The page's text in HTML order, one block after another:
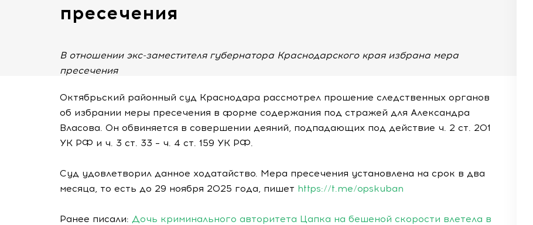
пресечения
В отношении экс-заместителя губернатора Краснодарского края избрана мера
пресечения
Октябрьский районный суд Краснодара рассмотрел прошение следственных органов
об избрании меры пресечения в форме содержания под стражей для Александра
Власова. Он обвиняется в совершении деяний, подпадающих под действие ч. 2 ст. 201
УК РФ и ч. 3 ст. 33 – ч. 4 ст. 159 УК РФ.
Суд удовлетворил данное ходатайство. Мера пресечения установлена на срок в два
месяца, то есть до 29 ноября 2025 года, пишет https://t.me/opskuban
Ранее писали: Дочь криминального авторитета Цапка на бешеной скорости влетела в